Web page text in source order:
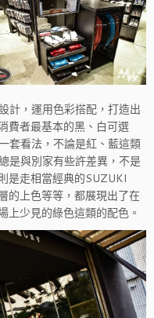
計，運用色彩搭配，打造出
費者最基本的黑、白可選
套看法，不論是紅、藍這類
是與別家有些許差異，不是
是走相當經典的SUZUKI
的上色等等，都展現出了在
上少見的綠色這類的配色。